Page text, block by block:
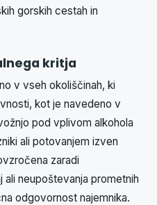
gorskih cestah in
kritja
v vseh okoliščinah, ki
kot je navedeno v
pod vplivom alkohola
ali potovanjem izven
zaradi
ali neupoštevanja prometnih
odgovornost najemnika.